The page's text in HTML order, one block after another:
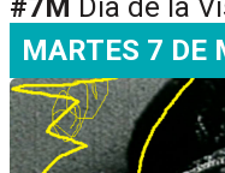
#7M Día de la
MARTES 7 DE